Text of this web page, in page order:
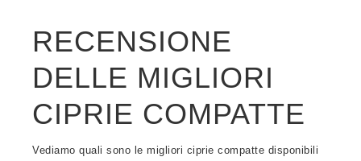
RECENSIONE
DELLE MIGLIORI
CIPRIE COMPATTE
Vediamo quali sono le migliori ciprie compatte disponibili